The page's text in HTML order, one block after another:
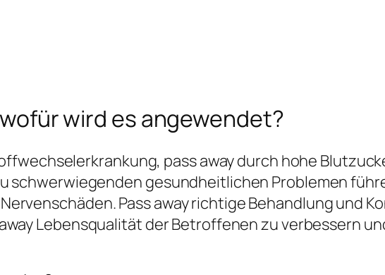
wird es angewendet?
pass away durch hohe
schwerwiegenden gesundheitlichen Problemen
Pass away richtige Behandlung und
Lebensqualität der Betroffenen zu verbessern